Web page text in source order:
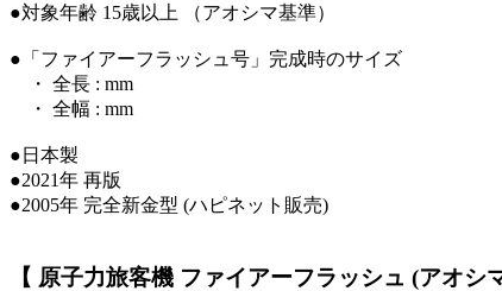
●対象年齢 15歳以上 （アオシマ基準）
●「ファイアーフラッシュ号」完成時のサイズ
・ 全長 : mm
・ 全幅 : mm
●日本製
●2021年 再版
●2005年 完全新金型 (ハピネット販売)
【 原子力旅客機 ファイアーフラッシュ (アオシ